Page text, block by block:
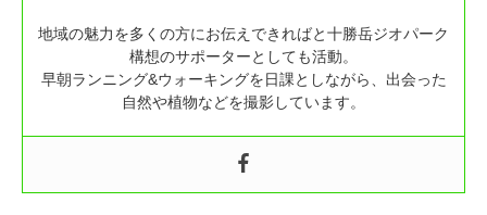
地域の魅力を多くの方にお伝えできればと十勝岳ジオパーク
構想のサポーターとしても活動。
早朝ランニング&ウォーキングを日課としながら、出会った
自然や植物などを撮影しています。